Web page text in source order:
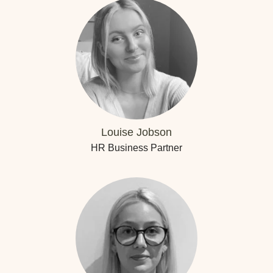
Louise Jobson
HR Business Partner